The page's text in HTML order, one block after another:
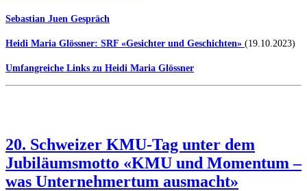
Sebastian Juen Gespräch
Heidi Maria Glössner: SRF «Gesichter und Geschichten» (19.10.2023)
Umfangreiche Links zu Heidi Maria Glössner
20. Schweizer KMU-Tag unter dem
Jubiläumsmotto «KMU und Momentum –
was Unternehmertum ausmacht»